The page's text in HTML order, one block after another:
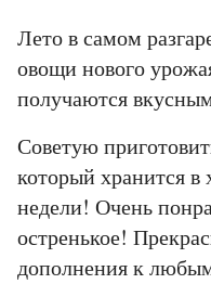
Лето в самом
овощи нового
получаются
Советую
который хранится в
недели! Очень
остренькое!
дополнения к